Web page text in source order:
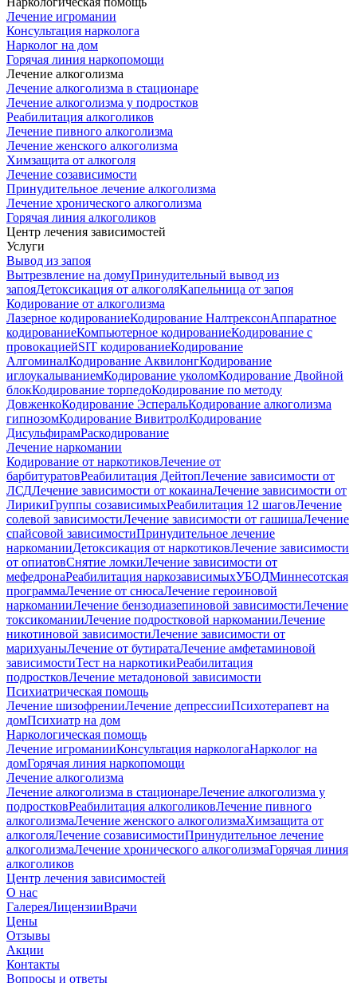
Лечение игромании
Консультация нарколога
Нарколог на дом
Горячая линия наркопомощи
Лечение алкоголизма
Лечение алкоголизма в стационаре
Лечение алкоголизма у подростков
Реабилитация алкоголиков
Лечение пивного алкоголизма
Лечение женского алкоголизма
Химзащита от алкоголя
Лечение созависимости
Принудительное лечение алкоголизма
Лечение хронического алкоголизма
Горячая линия алкоголиков
Центр лечения зависимостей
Услуги
Вывод из запоя
Вытрезвление на домуПринудительный вывод из
запояДетоксикация от алкоголяКапельница от запоя
Кодирование от алкоголизма
Лазерное кодированиеКодирование НалтрексонАппаратное
кодированиеКомпьютерное кодированиеКодирование с
провокациейSIT кодированиеКодирование
АлгоминалКодирование АквилонгКодирование
иглоукалываниемКодирование уколомКодирование Двойной
блокКодирование торпедоКодирование по методу
ДовженкоКодирование ЭсперальКодирование алкоголизма
гипнозомКодирование ВивитролКодирование
ДисульфирамРаскодирование
Лечение наркомании
Кодирование от наркотиковЛечение от
барбитуратовРеабилитация ДейтопЛечение зависимости от
ЛСДЛечение зависимости от кокаинаЛечение зависимости от
ЛирикиГруппы созависимыхРеабилитация 12 шаговЛечение
солевой зависимостиЛечение зависимости от гашишаЛечение
спайсовой зависимостиПринудительное лечение
наркоманииДетоксикация от наркотиковЛечение зависимости
от опиатовСнятие ломкиЛечение зависимости от
мефедронаРеабилитация наркозависимыхУБОДМиннесотская
программаЛечение от снюсаЛечение героиновой
наркоманииЛечение бензодиазепиновой зависимостиЛечение
токсикоманииЛечение подростковой наркоманииЛечение
никотиновой зависимостиЛечение зависимости от
марихуаныЛечение от бутиратаЛечение амфетаминовой
зависимостиТест на наркотикиРеабилитация
подростковЛечение метадоновой зависимости
Психиатрическая помощь
Лечение шизофренииЛечение депрессииПсихотерапевт на
домПсихиатр на дом
Наркологическая помощь
Лечение игроманииКонсультация наркологаНарколог на
домГорячая линия наркопомощи
Лечение алкоголизма
Лечение алкоголизма в стационареЛечение алкоголизма у
подростковРеабилитация алкоголиковЛечение пивного
алкоголизмаЛечение женского алкоголизмаХимзащита от
алкоголяЛечение созависимостиПринудительное лечение
алкоголизмаЛечение хронического алкоголизмаГорячая линия
алкоголиков
Центр лечения зависимостей
О нас
ГалереяЛицензииВрачи
Цены
Отзывы
Акции
Контакты
Вопросы и ответы